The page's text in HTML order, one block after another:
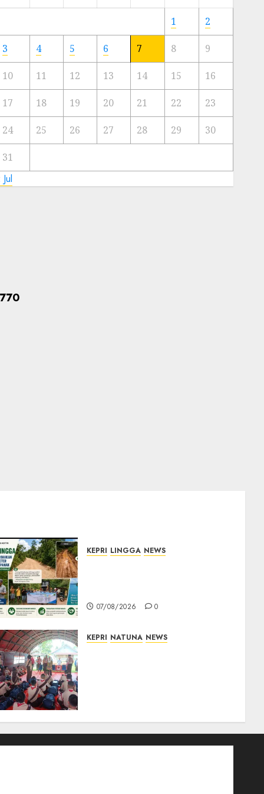
Artis
Kota
23/11/2024
0
1 2
3 4 5 6 7 8 9
10 11 12 13 14 15 16
17 18 19 20 21 22 23
24 25 26 27 28 29 30
31
KEPRI LINGGA NEWS
07/08/2026 0
KEPRI NATUNA NEWS
06/08/2026 0